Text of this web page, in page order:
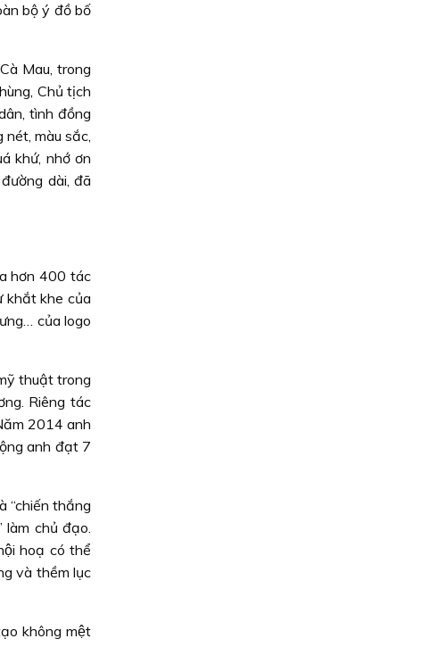
bộ ý đồ bố
Mau, trong
Chủ tịch
tình đồng
màu sắc,
khứ, nhớ ơn
dài, đã
hơn 400 tác
khắt khe của
của logo
thuật trong
Riêng tác
2014 anh
anh đạt 7
“chiến thắng
làm chủ đạo.
hoạ có thể
và thềm lục
không mệt